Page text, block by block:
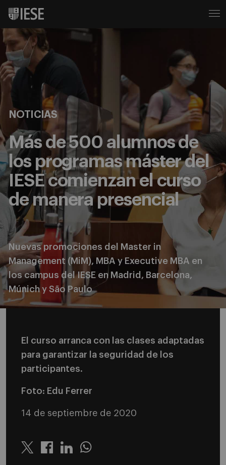
NOTICIAS
Más de 500 alumnos de
los programas máster del
IESE comienzan el curso
de manera presencial
Nuevas promociones del Master in
Management (MiM), MBA y Executive MBA en
los campus del IESE en Madrid, Barcelona,
Múnich y São Paulo
El curso arranca con las clases adaptadas
para garantizar la seguridad de los
participantes.
Foto: Edu Ferrer
14 de septiembre de 2020
Twitter LinkedinWhatsapp